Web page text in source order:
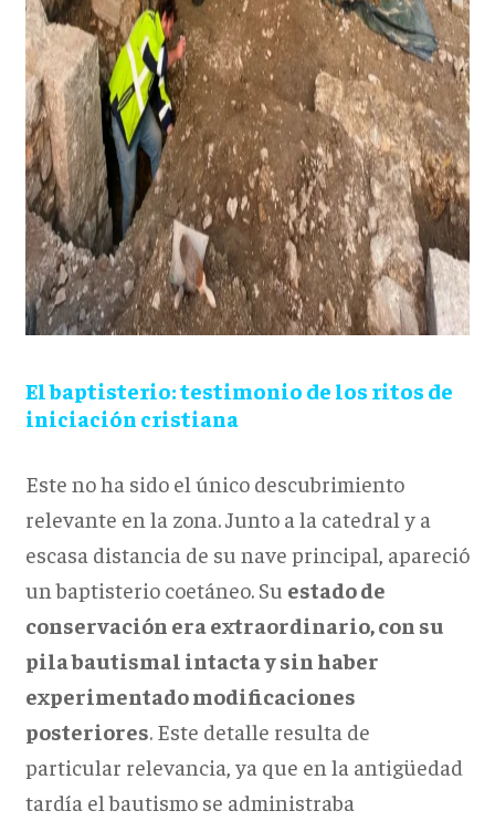
El baptisterio: testimonio de los ritos de
iniciación cristiana
Este no ha sido el único descubrimiento
relevante en la zona. Junto a la catedral y a
escasa distancia de su nave principal, apareció
un baptisterio coetáneo. Su estado de
conservación era extraordinario, con su
pila bautismal intacta y sin haber
experimentado modificaciones
posteriores. Este detalle resulta de
particular relevancia, ya que en la antigüedad
tardía el bautismo se administraba